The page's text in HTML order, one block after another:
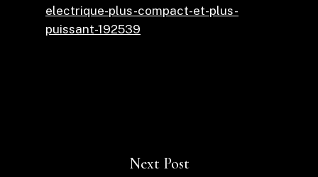
electrique-plus-compact-et-plus-
puissant-192539
Next Post